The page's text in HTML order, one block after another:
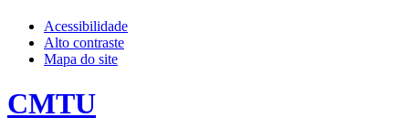
Acessibilidade
Alto contraste
Mapa do site
CMTU